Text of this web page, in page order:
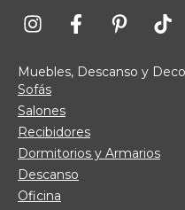
Muebles, Descanso y
Sofás
Salones
Recibidores
Dormitorios y Armarios
Descanso
Oficina